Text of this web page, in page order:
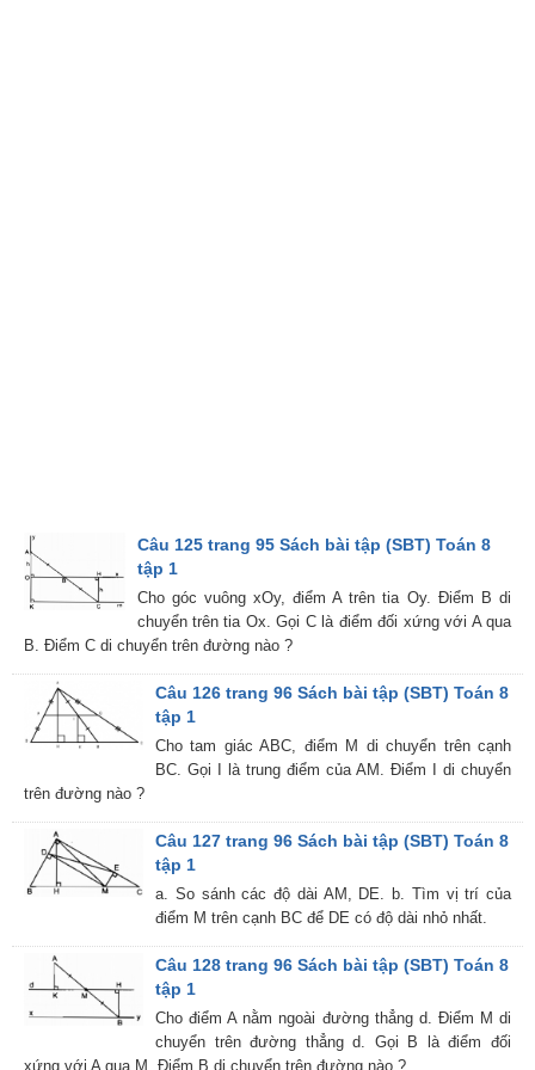
Câu 125 trang 95 Sách bài tập (SBT) Toán 8
tập 1
Cho góc vuông xOy, điểm A trên tia Oy. Điểm B di
chuyển trên tia Ox. Gọi C là điểm đối xứng với A qua
B. Điểm C di chuyển trên đường nào ?
Câu 126 trang 96 Sách bài tập (SBT) Toán 8
tập 1
Cho tam giác ABC, điểm M di chuyển trên cạnh
BC. Gọi I là trung điểm của AM. Điểm I di chuyển
trên đường nào ?
Câu 127 trang 96 Sách bài tập (SBT) Toán 8
tập 1
a. So sánh các độ dài AM, DE. b. Tìm vị trí của
điểm M trên cạnh BC để DE có độ dài nhỏ nhất.
Câu 128 trang 96 Sách bài tập (SBT) Toán 8
tập 1
Cho điểm A nằm ngoài đường thẳng d. Điểm M di
chuyển trên đường thẳng d. Gọi B là điểm đối
xứng với A qua M. Điểm B di chuyển trên đường nào ?